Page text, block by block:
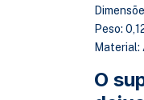
Peso:
Material:
O